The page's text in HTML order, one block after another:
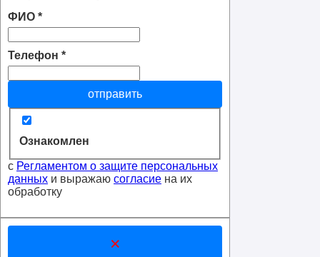
ФИО *
Телефон *
отправить
Ознакомлен
с Регламентом о защите персональных
данных и выражаю согласие на их
обработку
×